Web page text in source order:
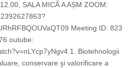
SALA MICĂ A AȘM ZOOM:
Meeting ID: 823
outube:
1. Biotehnologii
conservare şi valorificare a